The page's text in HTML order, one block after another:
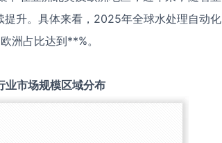
升。具体来看，2025年全球水处理自动化
洲占比达到**%。
业市场规模区域分布